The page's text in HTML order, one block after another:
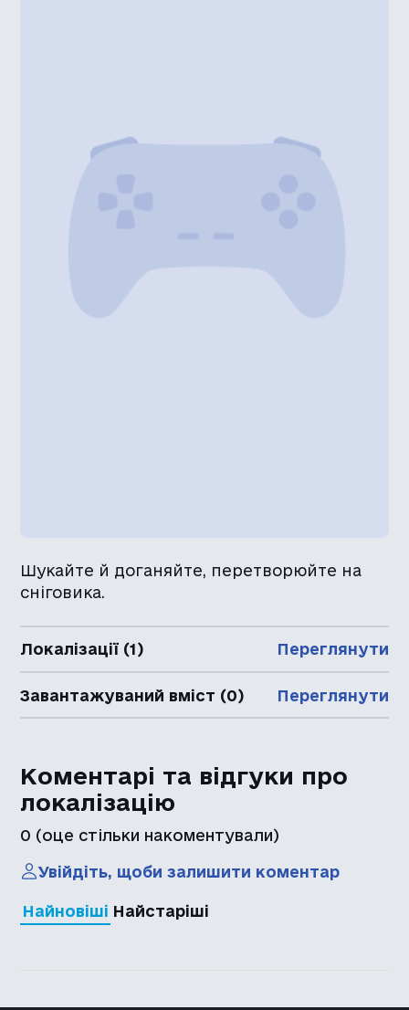
Шукайте й доганяйте, перетворюйте на
сніговика.
Локалізації (1) Переглянути
Завантажуваний вміст (0) Переглянути
Коментарі та відгуки про
локалізацію
0 (оце стільки накоментували)
Увійдіть, щоби залишити коментар
Найновіші Найстаріші